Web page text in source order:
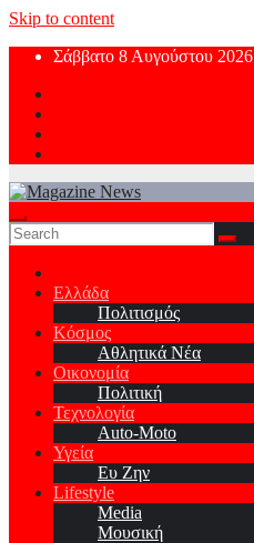
Skip to content
Σάββατο 8 Αυγούστου 2026
Ελλάδα
Πολιτισμός
Κόσμος
Αθλητικά Νέα
Οικονομία
Πολιτική
Τεχνολογία
Auto-Moto
Υγεία
Ευ Ζην
Lifestyle
Media
Μουσική